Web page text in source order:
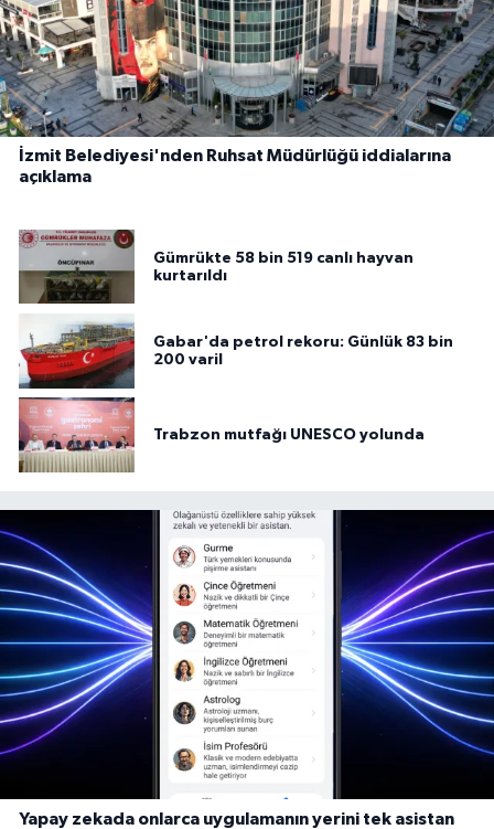
İzmit Belediyesi'nden Ruhsat Müdürlüğü iddialarına
açıklama
Gümrükte 58 bin 519 canlı hayvan
kurtarıldı
Gabar'da petrol rekoru: Günlük 83 bin
200 varil
Trabzon mutfağı UNESCO yolunda
Yapay zekada onlarca uygulamanın yerini tek asistan